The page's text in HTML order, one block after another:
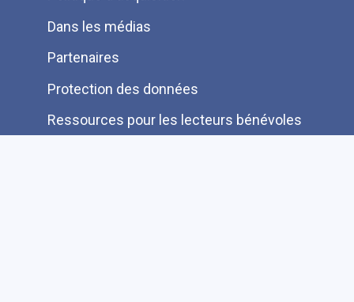
Dans les médias
Partenaires
Protection des données
Ressources pour les lecteurs bénévoles